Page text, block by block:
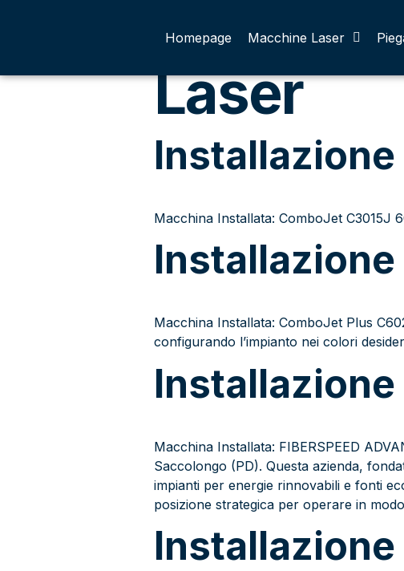
Homepage Macchine Laser
Laser
Macchina Installata: ComboJet C3015J
Macchina Installata: ComboJet Plus
configurando l’impianto nei colori
Macchina Installata: FIBERSPEED
Saccolongo (PD). Questa azienda,
impianti per energie rinnovabili e fonti
posizione strategica per operare in
Installazione